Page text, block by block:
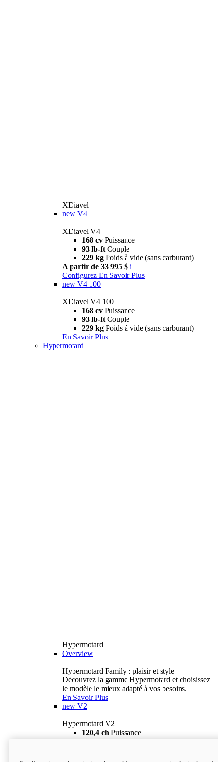
XDiavel
new V4
XDiavel V4
168 cv Puissance
93 lb-ft Couple
229 kg Poids à vide (sans carburant)
A partir de 33 995 $ i
Configurez En Savoir Plus
new V4 100
XDiavel V4 100
168 cv Puissance
93 lb-ft Couple
229 kg Poids à vide (sans carburant)
En Savoir Plus
Hypermotard
Hypermotard
Overview
Hypermotard Family : plaisir et style
Découvrez la gamme Hypermotard et choisissez
le modèle le mieux adapté à vos besoins.
En Savoir Plus
new V2
Hypermotard V2
120,4 ch Puissance
69 lb-ft
Couple
18 895 $